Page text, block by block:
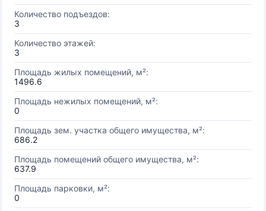
Количество подъездов:
3
Количество этажей:
3
Площадь жилых помещений, м²:
1496.6
Площадь нежилых помещений, м²:
0
Площадь зем. участка общего имущества, м²:
686.2
Площадь помещений общего имущества, м²:
637.9
Площадь парковки, м²:
0